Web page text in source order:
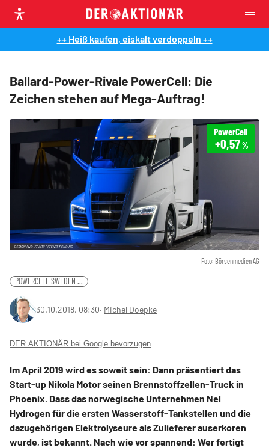
++ Heiß kaufen, eiskalt verdoppeln ++
Ballard-Power-Rivale PowerCell: Die
Zeichen stehen auf Mega-Auftrag!
Foto: Börsenmedien AG
PowerCell
+0,57%
POWERCELL SWEDEN ...
30.10.2018, 08:30‧ Michel Doepke
DER AKTIONÄR bei Google bevorzugen
Im April 2019 wird es soweit sein: Dann präsentiert das
Start-up Nikola Motor seinen Brennstoffzellen-Truck in
Phoenix. Dass das norwegische Unternehmen Nel
Hydrogen für die ersten Wasserstoff-Tankstellen und die
dazugehörigen Elektrolyseure als Zulieferer auserkoren
wurde, ist bekannt. Nach wie vor spannend: Wer fertigt